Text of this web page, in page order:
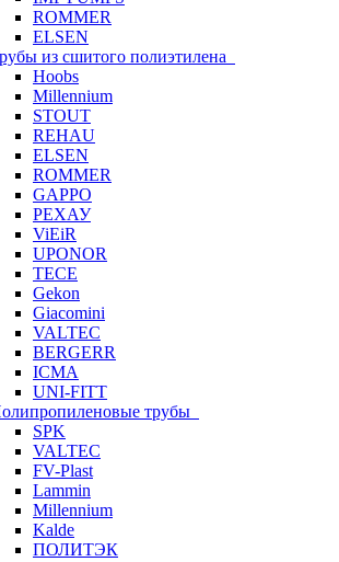
ROMMER
ELSEN
из сшитого полиэтилена
Hoobs
Millennium
STOUT
REHAU
ELSEN
ROMMER
GAPPO
РЕХАУ
ViEiR
UPONOR
TECE
Gekon
Giacomini
VALTEC
BERGERR
ICMA
UNI-FITT
трубы
SPK
VALTEC
FV-Plast
Lammin
Millennium
Kalde
ПОЛИТЭК